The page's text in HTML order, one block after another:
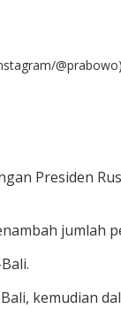
@prabowo)
Presiden
jumlah
kemudian